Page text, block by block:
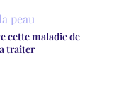
peau
cette maladie de
traiter